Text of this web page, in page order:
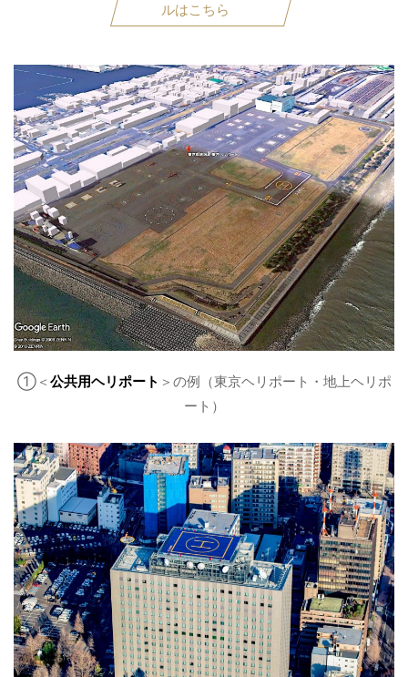
ルはこちら
①＜ 公共用ヘリポート ＞の例（東京ヘリポート・地上ヘリポ
ート）